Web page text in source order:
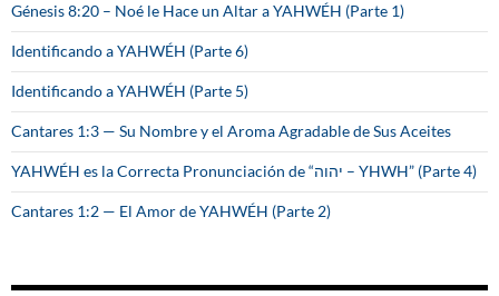
Génesis 8:20 – Noé le Hace un Altar a YAHWÉH (Parte 1)
Identificando a YAHWÉH (Parte 6)
Identificando a YAHWÉH (Parte 5)
Cantares 1:3 — Su Nombre y el Aroma Agradable de Sus Aceites
YAHWÉH es la Correcta Pronunciación de “יהוה – YHWH” (Parte 4)
Cantares 1:2 — El Amor de YAHWÉH (Parte 2)